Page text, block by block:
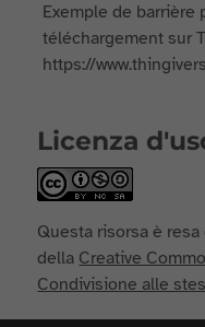
Exemple de
téléchargement sur
https://
Licenza
Questa risorsa è
della Creative
Condivisione alle